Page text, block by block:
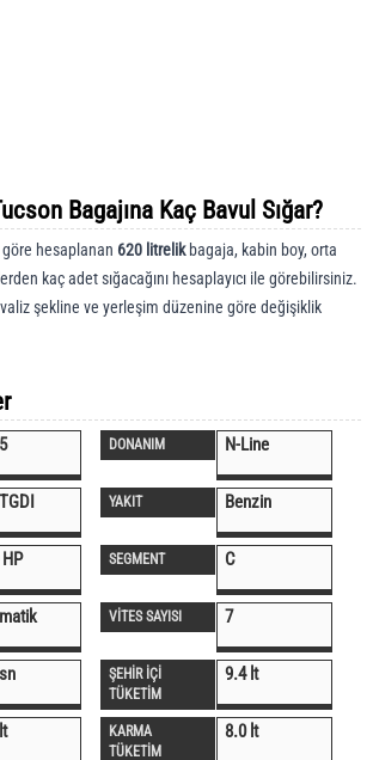
Bagajına Kaç Bavul Sığar?
hesaplanan 620 litrelikbagaja, kabin boy, orta
kaç adet sığacağını hesaplayıcı ile görebilirsiniz.
şekline ve yerleşim düzenine göre değişiklik
DONANIM N-Line
YAKIT Benzin
SEGMENT C
VİTES SAYISI 7
ŞEHİR İÇİ
TÜKETİM
9.4 lt
KARMA
TÜKETİM
8.0 lt